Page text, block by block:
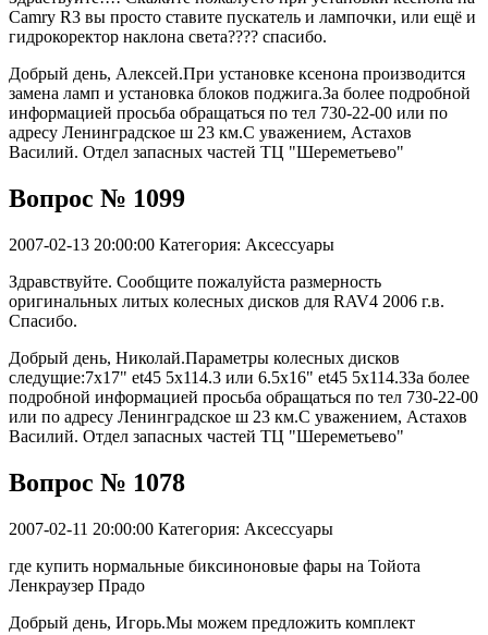
Camry R3 вы просто ставите пускатель и лампочки, или ещё и
гидрокоректор наклона света???? спасибо.
Добрый день, Алексей.При установке ксенона производится
замена ламп и установка блоков поджига.За более подробной
информацией просьба обращаться по тел 730-22-00 или по
адресу Ленинградское ш 23 км.С уважением, Астахов
Василий. Отдел запасных частей ТЦ "Шереметьево"
Вопрос № 1099
2007-02-13 20:00:00 Категория: Аксессуары
Здравствуйте. Сообщите пожалуйста размерность
оригинальных литых колесных дисков для RAV4 2006 г.в.
Спасибо.
Добрый день, Николай.Параметры колесных дисков
следущие:7x17" et45 5x114.3 или 6.5x16" et45 5x114.3За более
подробной информацией просьба обращаться по тел 730-22-00
или по адресу Ленинградское ш 23 км.С уважением, Астахов
Василий. Отдел запасных частей ТЦ "Шереметьево"
Вопрос № 1078
2007-02-11 20:00:00 Категория: Аксессуары
где купить нормальные биксиноновые фары на Тойота
Ленкраузер Прадо
Добрый день, Игорь.Мы можем предложить комплект